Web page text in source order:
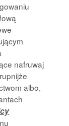
nafruwaj
albo,